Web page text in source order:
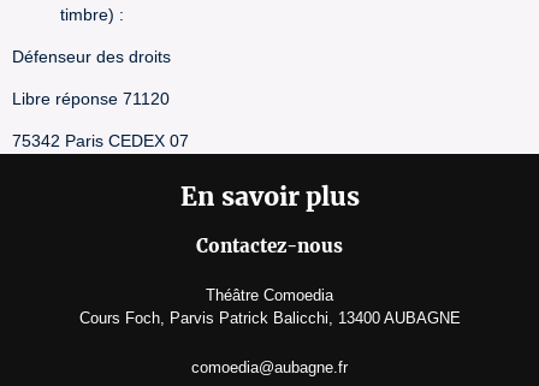
timbre) :
Défenseur des droits
Libre réponse 71120
75342 Paris CEDEX 07
En savoir plus
Contactez-nous
Théâtre Comoedia
Cours Foch, Parvis Patrick Balicchi, 13400 AUBAGNE
comoedia@aubagne.fr